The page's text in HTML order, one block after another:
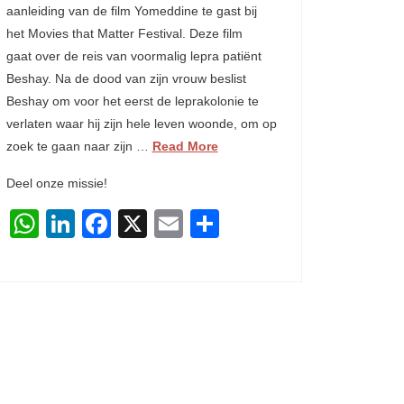
aanleiding van de film Yomeddine te gast bij
het Movies that Matter Festival. Deze film
gaat over de reis van voormalig lepra patiënt
Beshay. Na de dood van zijn vrouw beslist
Beshay om voor het eerst de leprakolonie te
verlaten waar hij zijn hele leven woonde, om op
zoek te gaan naar zijn … Read More
Deel onze missie!
WhatsApp
LinkedIn
Facebook
X Email